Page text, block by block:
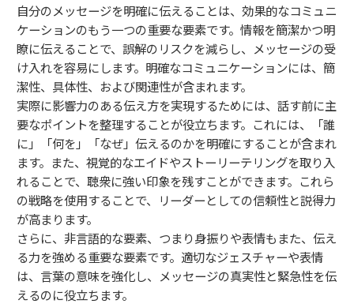
自分のメッセージを明確に伝えることは、効果的なコミュニ
ケーションのもう一つの重要な要素です。情報を簡潔かつ明
瞭に伝えることで、誤解のリスクを減らし、メッセージの受
け入れを容易にします。明確なコミュニケーションには、簡
潔性、具体性、および関連性が含まれます。
実際に影響力のある伝え方を実現するためには、話す前に主
要なポイントを整理することが役立ちます。これには、「誰
に」「何を」「なぜ」伝えるのかを明確にすることが含まれ
ます。また、視覚的なエイドやストーリーテリングを取り入
れることで、聴衆に強い印象を残すことができます。これら
の戦略を使用することで、リーダーとしての信頼性と説得力
が高まります。
さらに、非言語的な要素、つまり身振りや表情もまた、伝え
る力を強める重要な要素です。適切なジェスチャーや表情
は、言葉の意味を強化し、メッセージの真実性と緊急性を伝
えるのに役立ちます。